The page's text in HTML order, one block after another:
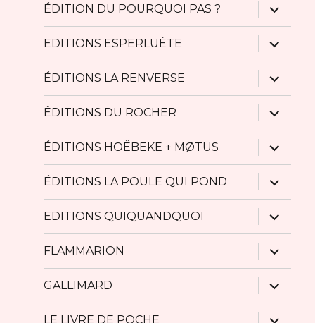
menu
ÉDITION DU POURQUOI PAS ?
ouvrir
le
sous-
menu
EDITIONS ESPERLUÈTE
ouvrir
le
sous-
menu
ÉDITIONS LA RENVERSE
ouvrir
le
sous-
menu
ÉDITIONS DU ROCHER
ouvrir
le
sous-
menu
ÉDITIONS HOËBEKE + MØTUS
ouvrir
le
sous-
menu
ÉDITIONS LA POULE QUI POND
ouvrir
le
sous-
menu
EDITIONS QUIQUANDQUOI
ouvrir
le
sous-
menu
FLAMMARION
ouvrir
le
sous-
menu
GALLIMARD
ouvrir
le
sous-
menu
LE LIVRE DE POCHE
ouvrir